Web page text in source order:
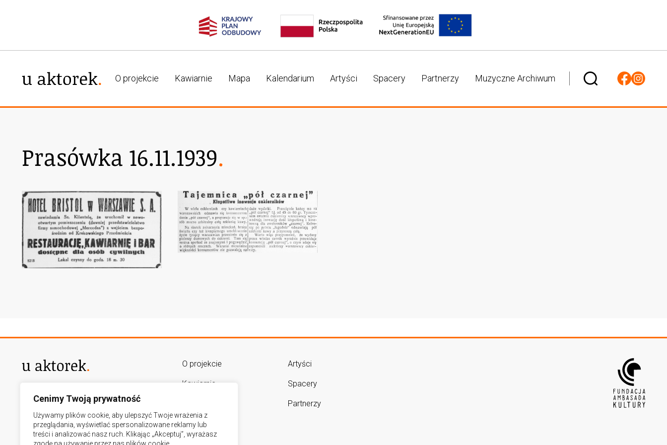
Cenimy Twoją prywatność
Używamy plików cookie, aby ulepszyć Twoje wrażenia z
przeglądania, wyświetlać spersonalizowane reklamy lub
treści i analizować nasz ruch. Klikając „Akceptuj”, wyrażasz
O projekcie Kawiarnie Mapa Kalendarium Artyści Spacery Partnerzy Muzyczne Archiwum
Prasówka 16.11.1939
AUTORZY PROJEKTU
lukasz.goslawski@op.pl
adamradolinski@gmail.com
O projekcie
Kawiarnie
Kalendarium
Artyści
Spacery
Partnerzy